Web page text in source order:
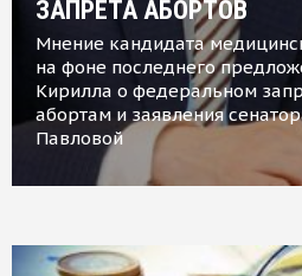
ЗАПРЕТА АБОРТОВ
Мнение кандидата
на фоне последнего
Кирилла о федеральном
абортам и заявления
Павловой